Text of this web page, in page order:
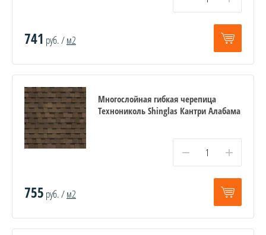
741 руб. /м2
Многослойная гибкая черепица
Технониколь Shinglas Кантри Алабама
− +
755 руб. /м2